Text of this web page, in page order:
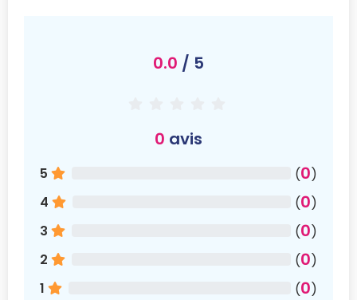
0.0 / 5
0 avis
5 (0)
4
(0)
3
(0)
2
(0)
1
(0)